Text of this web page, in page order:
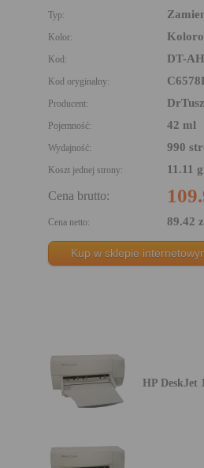
Typ:
Kolor:
Kod: DT-
Kod oryginalny:
Producent: DrTusz
Pojemność: 42 ml
Wydajność: 990
Koszt jednej strony: 11.11
Cena brutto:
Cena netto: 89.42
Kup w sklepie
HP DeskJet